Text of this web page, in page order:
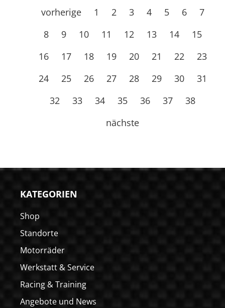
vorherige 1 2 3 4 5 6
7
8
9 10 11 12 13 14
15
16
17 18 19 20 21 22
23
24
25 26 27 28 29 30
31
32
33 34 35 36 37
38
nächste
KATEGORIEN
Shop
Standorte
Motorräder
Werkstatt & Service
Racing & Training
Angebote und News